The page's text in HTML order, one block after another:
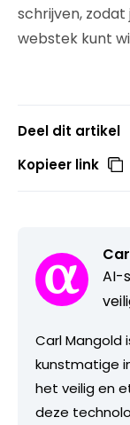
schrijven,
webstek kunt
Deel dit artikel
Kopieer link
AI-
Carl Mangold
kunstmatige
het veilig en
deze